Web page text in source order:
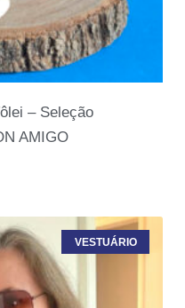
– Seleção
AMIGO
VESTUÁRIO